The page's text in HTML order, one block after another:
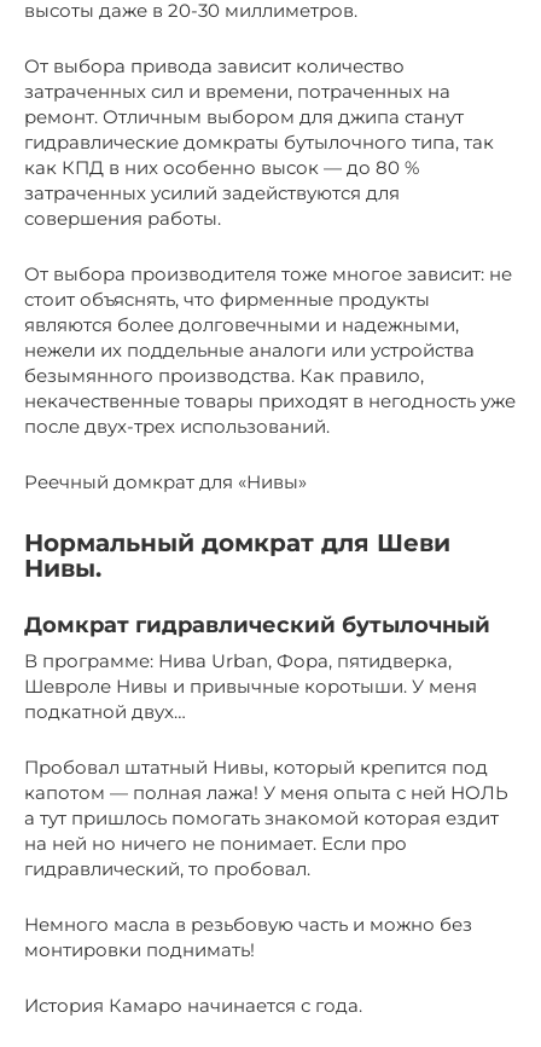
высоты даже в 20-30 миллиметров.
От выбора привода зависит количество
затраченных сил и времени, потраченных на
ремонт. Отличным выбором для джипа станут
гидравлические домкраты бутылочного типа, так
как КПД в них особенно высок — до 80 %
затраченных усилий задействуются для
совершения работы.
От выбора производителя тоже многое зависит: не
стоит объяснять, что фирменные продукты
являются более долговечными и надежными,
нежели их поддельные аналоги или устройства
безымянного производства. Как правило,
некачественные товары приходят в негодность уже
после двух-трех использований.
Реечный домкрат для «Нивы»
Нормальный домкрат для Шеви
Нивы.
Домкрат гидравлический бутылочный
В программе: Нива Urban, Фора, пятидверка,
Шевроле Нивы и привычные коротыши. У меня
подкатной двух…
Пробовал штатный Нивы, который крепится под
капотом — полная лажа! У меня опыта с ней НОЛЬ
а тут пришлось помогать знакомой которая ездит
на ней но ничего не понимает. Если про
гидравлический, то пробовал.
Немного масла в резьбовую часть и можно без
монтировки поднимать!
История Камаро начинается с года.